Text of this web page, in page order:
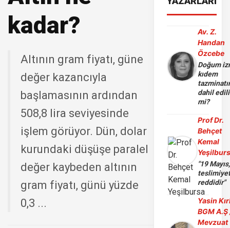
kadar?
Altının gram fiyatı, güne
değer kazancıyla
başlamasının ardından
508,8 lira seviyesinde
işlem görüyor. Dün, dolar
kurundaki düşüşe paralel
değer kaybeden altının
gram fiyatı, günü yüzde
0,3 ...
Av. Z.
Handan
Özcebe
Doğum
kıdem
dahil
mi?
Prof Dr.
Behçet
Kemal
"19 Mayıs,
reddidir"
Yasin
BGM A.Ş
Mevzuat